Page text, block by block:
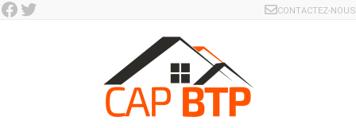
Skip
Facebook Twitter CONTACTEZ-NOUS